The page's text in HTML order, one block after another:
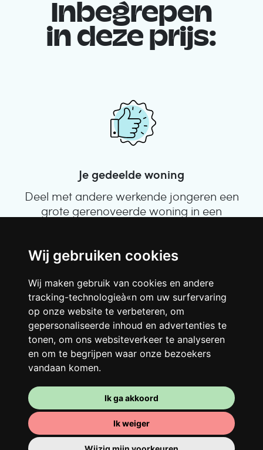
Wij gebruiken cookies
Wij maken gebruik van cookies en andere
tracking-technologieà«n om uw surfervaring
op onze website te verbeteren, om
gepersonaliseerde inhoud en advertenties te
tonen, om ons websiteverkeer te analyseren
en om te begrijpen waar onze bezoekers
vandaan komen.
Ik ga akkoord
Ik weiger
Inbegrepen
in deze prijs:
Je gedeelde woning
Deel met andere werkende jongeren een
grote gerenoveerde woning in een
ochtendhumeur... Loft Story, maar dan
Je kamer
Je beschikt er over een volledig ingerichte